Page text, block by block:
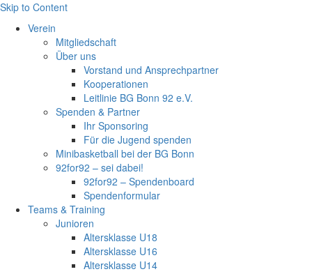
Skip to Content
Verein
Mitgliedschaft
Über uns
Vorstand und Ansprechpartner
Kooperationen
Leitlinie BG Bonn 92 e.V.
Spenden & Partner
Ihr Sponsoring
Für die Jugend spenden
Minibasketball bei der BG Bonn
92for92 – sei dabei!
92for92 – Spendenboard
Spendenformular
Teams & Training
Junioren
Altersklasse U18
Altersklasse U16
Altersklasse U14